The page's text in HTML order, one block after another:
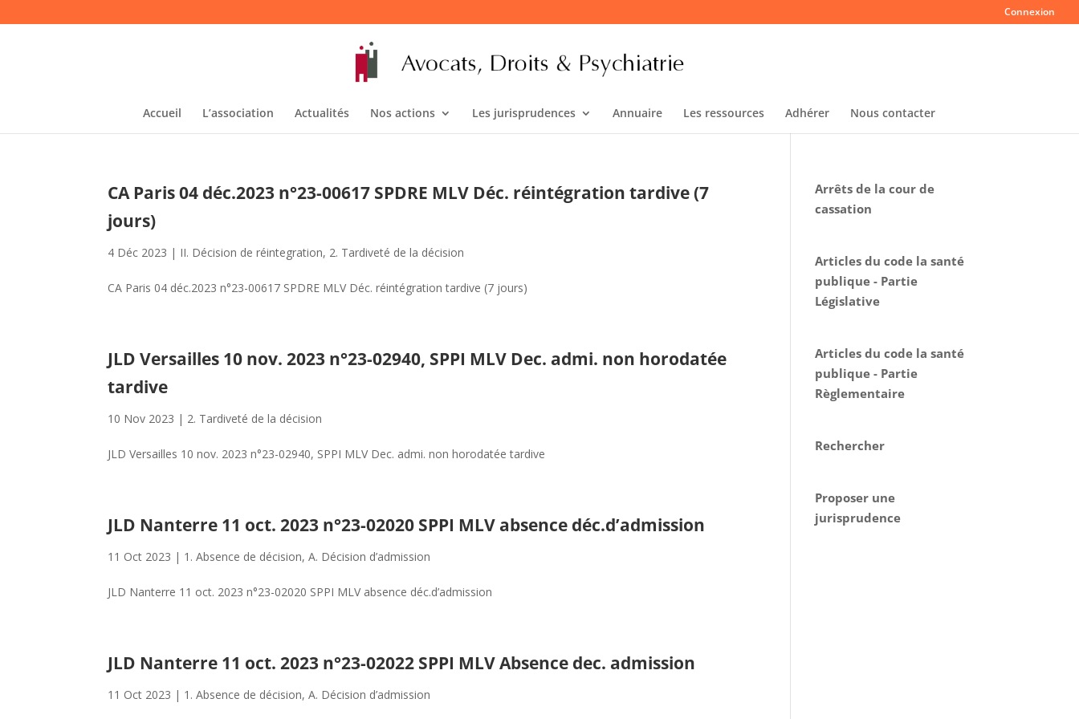
Connexion
Accueil L’association Actualités Nos actions Les jurisprudences Annuaire Les ressources Adhérer Nous contacter
CA Paris 04 déc.2023 n°23-00617 SPDRE MLV Déc. réintégration tardive (7
jours)
4 Déc 2023 | II. Décision de réintegration, 2. Tardiveté de la décision
CA Paris 04 déc.2023 n°23-00617 SPDRE MLV Déc. réintégration tardive (7 jours)
JLD Versailles 10 nov. 2023 n°23-02940, SPPI MLV Dec. admi. non horodatée
tardive
10 Nov 2023 | 2. Tardiveté de la décision
JLD Versailles 10 nov. 2023 n°23-02940, SPPI MLV Dec. admi. non horodatée tardive
JLD Nanterre 11 oct. 2023 n°23-02020 SPPI MLV absence déc.d’admission
11 Oct 2023 | 1. Absence de décision,A. Décision d’admission
JLD Nanterre 11 oct. 2023 n°23-02020 SPPI MLV absence déc.d’admission
JLD Nanterre 11 oct. 2023 n°23-02022 SPPI MLV Absence dec. admission
11 Oct 2023 | 1. Absence de décision,A. Décision d’admission
Arrêts de la cour de
cassation
Articles du code la santé
publique - Partie
Législative
Articles du code la santé
publique - Partie
Règlementaire
Rechercher
Proposer une
jurisprudence